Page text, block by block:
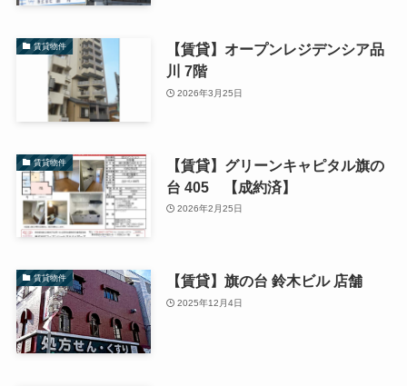
賃貸物件
【賃貸】オープンレジデンシア品
川 7階
2026年3月25日
賃貸物件
【賃貸】グリーンキャピタル旗の
台 405 【成約済】
2026年2月25日
賃貸物件 【賃貸】旗の台 鈴木ビル 店舗
2025年12月4日